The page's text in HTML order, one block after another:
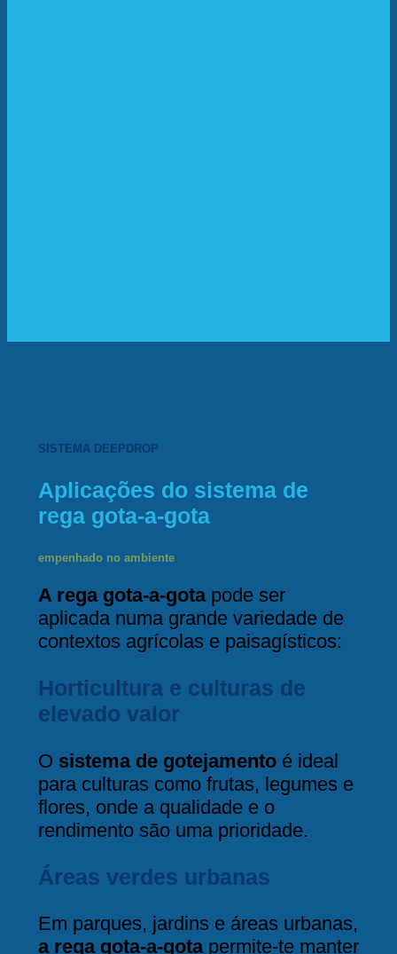
SISTEMA DEEPDROP
Aplicações do sistema de
rega gota-a-gota
empenhado no ambiente
A rega gota-a-gotapode ser
aplicada numa grande variedade de
contextos agrícolas e paisagísticos:
Horticultura e culturas de
elevado valor
O sistema de gotejamentoé ideal
para culturas como frutas, legumes e
flores, onde a qualidade e o
rendimento são uma prioridade.
Áreas verdes urbanas
Em parques, jardins e áreas urbanas,
a rega gota-a-gotapermite-te manter